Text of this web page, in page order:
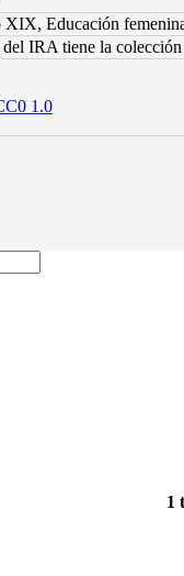
XIX, Educación
IRA tiene la
1.0
1